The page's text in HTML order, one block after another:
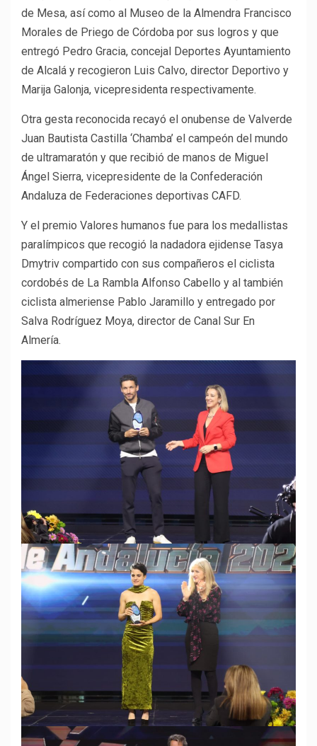
de Mesa, así como al Museo de la Almendra Francisco
Morales de Priego de Córdoba por sus logros y que
entregó Pedro Gracia, concejal Deportes Ayuntamiento
de Alcalá y recogieron Luis Calvo, director Deportivo y
Marija Galonja, vicepresidenta respectivamente.
Otra gesta reconocida recayó el onubense de Valverde
Juan Bautista Castilla ‘Chamba’ el campeón del mundo
de ultramaratón y que recibió de manos de Miguel
Ángel Sierra, vicepresidente de la Confederación
Andaluza de Federaciones deportivas CAFD.
Y el premio Valores humanos fue para los medallistas
paralímpicos que recogió la nadadora ejidense Tasya
Dmytriv compartido con sus compañeros el ciclista
cordobés de La Rambla Alfonso Cabello y al también
ciclista almeriense Pablo Jaramillo y entregado por
Salva Rodríguez Moya, director de Canal Sur En
Almería.